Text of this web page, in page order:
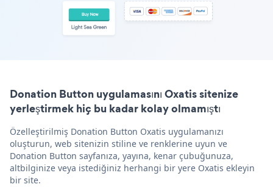
Donation Button uygulamasını Oxatis sitenize
yerleştirmek hiç bu kadar kolay olmamıştı
Özelleştirilmiş Donation Button Oxatis uygulamanızı
oluşturun, web sitenizin stiline ve renklerine uyun ve
Donation Button sayfanıza, yayına, kenar çubuğunuza,
altbilginize veya istediğiniz herhangi bir yere Oxatis ekleyin
bir site.